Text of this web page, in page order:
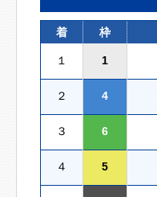
着 枠
１ 1
２ 4
３ 6
４ 5